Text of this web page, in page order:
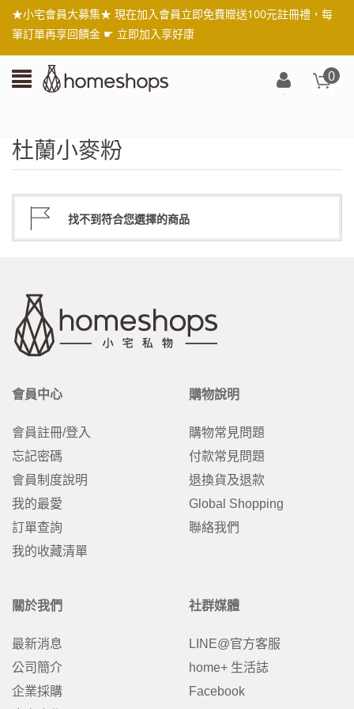
★小宅會員大募集★ 現在加入會員立即免費贈送100元註冊禮，每
筆訂單再享回饋金 ☛ 立即加入享好康
0
杜蘭小麥粉
找不到符合您選擇的商品
會員中心
會員註冊/登入
忘記密碼
會員制度說明
我的最愛
訂單查詢
我的收藏清單
購物說明
購物常見問題
付款常見問題
退換貨及退款
Global Shopping
聯絡我們
關於我們
最新消息
公司簡介
企業採購
社群媒體
LINE@官方客服
home+ 生活誌
Facebook